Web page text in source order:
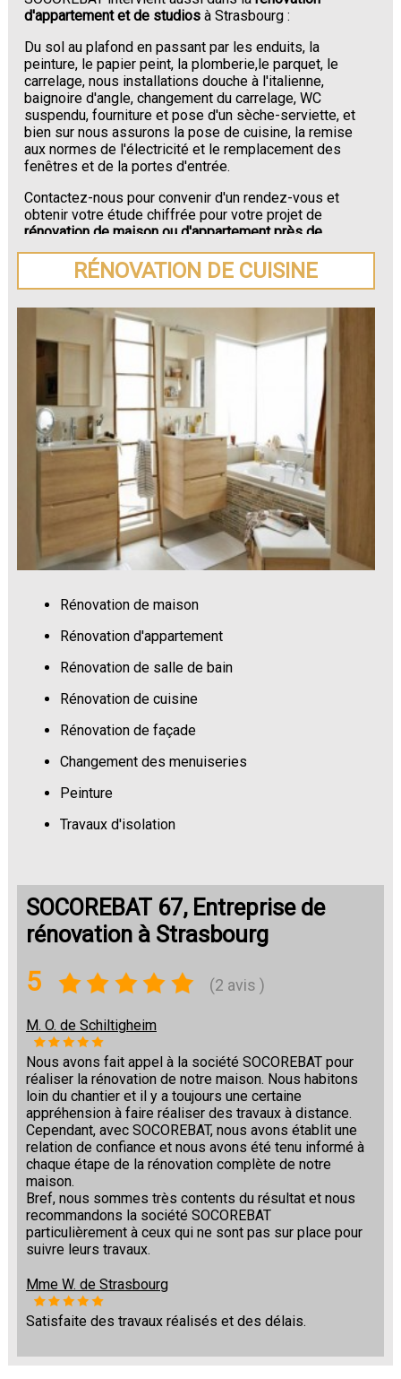
d'appartement et de studios à Strasbourg :
Du sol au plafond en passant par les enduits, la
peinture, le papier peint, la plomberie,le parquet, le
carrelage, nous installations douche à l'italienne,
baignoire d'angle, changement du carrelage, WC
suspendu, fourniture et pose d'un sèche-serviette, et
bien sur nous assurons la pose de cuisine, la remise
aux normes de l'électricité et le remplacement des
fenêtres et de la portes d'entrée.
Contactez-nous pour convenir d'un rendez-vous et
obtenir votre étude chiffrée pour votre projet de
rénovation de maison ou d'appartement près de
Strasbourg.
RÉNOVATION DE CUISINE
Rénovation de maison
Rénovation d'appartement
Rénovation de salle de bain
Rénovation de cuisine
Rénovation de façade
Changement des menuiseries
Peinture
Travaux d'isolation
SOCOREBAT 67, Entreprise de
rénovation à Strasbourg
5 (2 avis )
M. O. de Schiltigheim
Nous avons fait appel à la société SOCOREBAT pour
réaliser la rénovation de notre maison. Nous habitons
loin du chantier et il y a toujours une certaine
appréhension à faire réaliser des travaux à distance.
Cependant, avec SOCOREBAT, nous avons établit une
relation de confiance et nous avons été tenu informé à
chaque étape de la rénovation complète de notre
maison.
Bref, nous sommes très contents du résultat et nous
recommandons la société SOCOREBAT
particulièrement à ceux qui ne sont pas sur place pour
suivre leurs travaux.
Mme W. de Strasbourg
Satisfaite des travaux réalisés et des délais.